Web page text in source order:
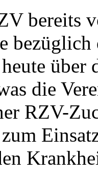
bereits
über
die
RZV-